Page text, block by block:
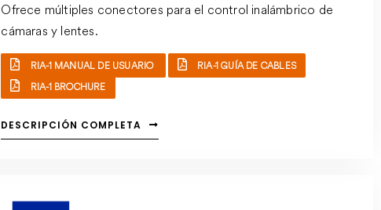
Ofrece múltiples conectores para el control inalámbrico de
cámaras y lentes.
RIA-1 MANUAL DE USUARIO
RIA-1 GUÍA DE CABLES
RIA-1 BROCHURE
DESCRIPCIÓN COMPLETA